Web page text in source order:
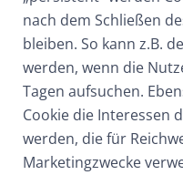
nach dem Schließen
bleiben. So kann z.B.
werden, wenn die
Tagen aufsuchen.
Cookie die Interessen
werden, die für
Marketingzwecke